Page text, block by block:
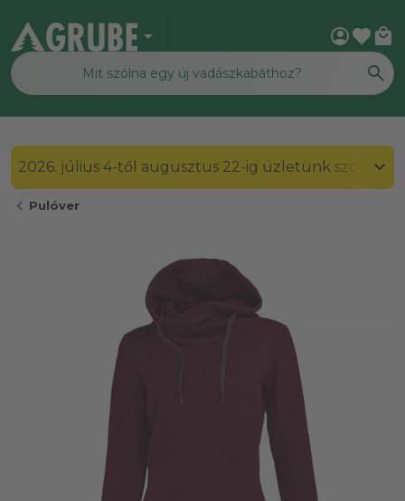
arrow_drop_down account_circlefavorite local_mall
2026. július 4-től augusztus 22-ig üzletünk
chevron_left Pulóver